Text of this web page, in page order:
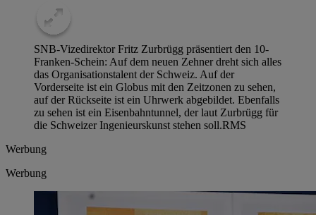
SNB-Vizedirektor Fritz Zurbrügg präsentiert den 10-
Franken-Schein: Auf dem neuen Zehner dreht sich alles
das Organisationstalent der Schweiz. Auf der
Vorderseite ist ein Globus mit den Zeitzonen zu sehen,
auf der Rückseite ist ein Uhrwerk abgebildet. Ebenfalls
zu sehen ist ein Eisenbahntunnel, der laut Zurbrügg für
die Schweizer Ingenieurskunst stehen soll.RMS
Werbung
Werbung